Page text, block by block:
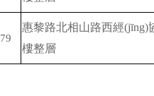
79
惠黎路北相山路西經(jīng)
樓整層